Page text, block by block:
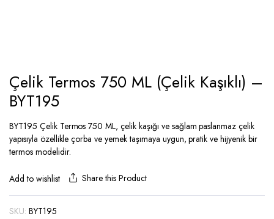
Çelik Termos 750 ML (Çelik Kaşıklı) –
BYT195
BYT195 Çelik Termos 750 ML, çelik kaşığı ve sağlam paslanmaz çelik
yapısıyla özellikle çorba ve yemek taşımaya uygun, pratik ve hijyenik bir
termos modelidir.
Add to wishlist Share this Product
SKU: BYT195